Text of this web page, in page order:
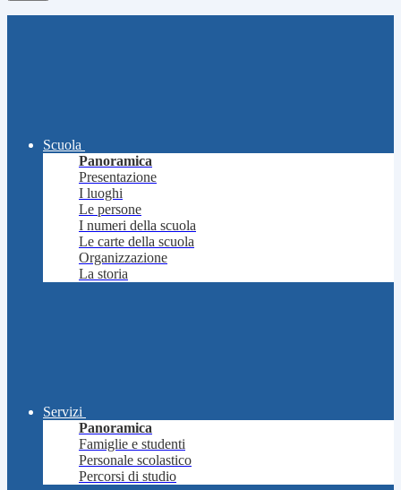
Scuola
Panoramica
Presentazione
I luoghi
Le persone
I numeri della scuola
Le carte della scuola
Organizzazione
La storia
Servizi
Panoramica
Famiglie e studenti
Personale scolastico
Percorsi di studio